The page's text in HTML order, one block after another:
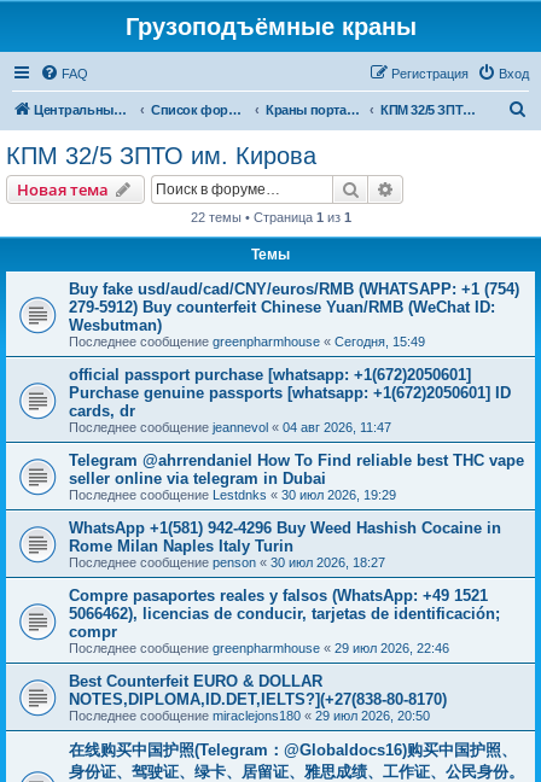
Грузоподъёмные краны
FAQ Вход
Регистрация
Центральный сайт Список форумов Краны портальные КПМ 32/5 ЗПТО им. Кирова
КПМ 32/5 ЗПТО им. Кирова
Новая тема Поиск
22 темы • Страница 1 из 1
Темы
Buy fake usd/aud/cad/CNY/euros/RMB (WHATSAPP: +1 (754)
279-5912) Buy counterfeit Chinese Yuan/RMB (WeChat ID:
Wesbutman)
Последнее сообщение greenpharmhouse « Сегодня, 15:49
official passport purchase [whatsapp: +1(672)2050601]
Purchase genuine passports [whatsapp: +1(672)2050601] ID
cards, dr
Последнее сообщение jeannevol « 04 авг 2026, 11:47
Telegram @ahrrendaniel How To Find reliable best THC vape
seller online via telegram in Dubai
Последнее сообщение Lestdnks « 30 июл 2026, 19:29
WhatsApp +1(581) 942-4296 Buy Weed Hashish Cocaine in
Rome Milan Naples Italy Turin
Последнее сообщение penson « 30 июл 2026, 18:27
Compre pasaportes reales y falsos (WhatsApp: +49 1521
5066462), licencias de conducir, tarjetas de identificación;
compr
Последнее сообщение greenpharmhouse « 29 июл 2026, 22:46
Best Counterfeit EURO & DOLLAR
NOTES,DIPLOMA,ID.DET,IELTS?](+27(838-80-8170)
Последнее сообщение miraclejons180 « 29 июл 2026, 20:50
在线购买中国护照(Telegram：@Globaldocs16)购买中国护照、
身份证、驾驶证、绿卡、居留证、雅思成绩、工作证、公民身份。